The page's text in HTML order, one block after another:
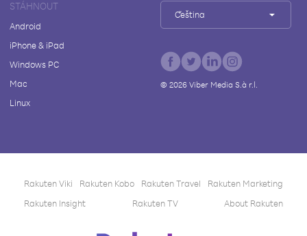
STÁHNOUT
Android
iPhone & iPad
Windows PC
Mac
Linux
Čeština
© 2026Viber Media S.à r.l.
Rakuten Viki Rakuten Kobo Rakuten Travel
Rakuten Marketing
Rakuten Insight
Rakuten TV About Rakuten